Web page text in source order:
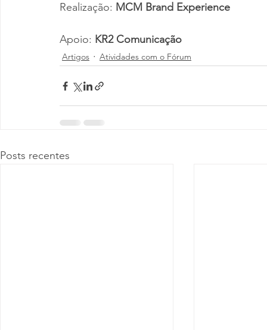
Realização: MCM Brand Experience
Apoio: KR2 Comunicação
Artigos Atividades com o Fórum
Posts recentes